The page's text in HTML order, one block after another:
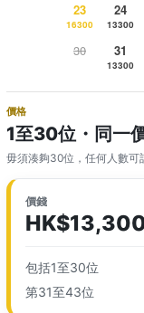
23
16300
24
13300
30 31
13300
價格
1至30位・同一
毋須湊夠30位，任何人數可
價錢
包括1至30位
第31至43位